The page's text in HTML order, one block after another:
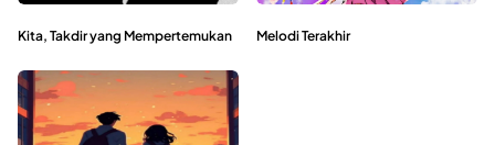
Kita, Takdir yang Mempertemukan Melodi Terakhir